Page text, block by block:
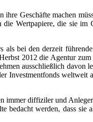
Geschäfte machen
Wertpapiere, die sie im
bei den derzeit
2012 die Agentur
ausschließlich davon
Investmentfonds
diffiziler und
bedacht werden, dass sie